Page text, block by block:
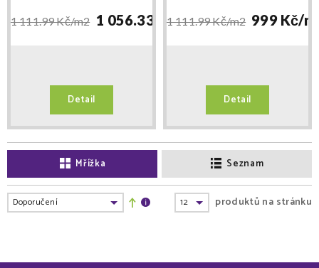
1 111.99 Kč/m2 1 056.33 Kč/m2
Detail
1 111.99 Kč/m2 999 Kč/
Detail
Mřížka Seznam
produktů na stránku